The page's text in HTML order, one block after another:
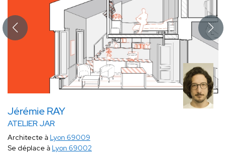
Jérémie RAY
ATELIER JAR
Architecte à Lyon 69009
Se déplace à Lyon 69002